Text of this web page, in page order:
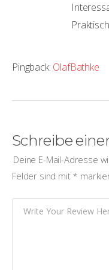
Pingback: OlafBathke
Schreibe
Deine E-Mail-Adresse
Felder sind mit *